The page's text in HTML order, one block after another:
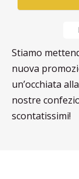
SPECIALITÀ
CONFEZIONI
SPIRITS
ACCESSORI
Stiamo
nuova
un’occhiata
nostre
scontatissimi!